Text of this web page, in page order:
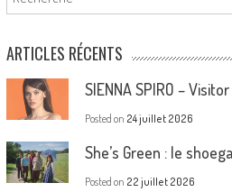
ARTICLES RÉCENTS
SIENNA SPIRO –
Posted on 24 juillet 2026
She’s Green : le
Posted on 22 juillet 2026